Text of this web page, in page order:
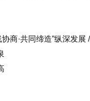
商·共同缔造”纵深发展